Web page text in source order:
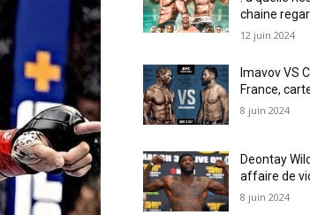
chaine
12 juin 2024
Imavov VS
France,
8 juin 2024
Deontay
affaire de
8 juin 2024